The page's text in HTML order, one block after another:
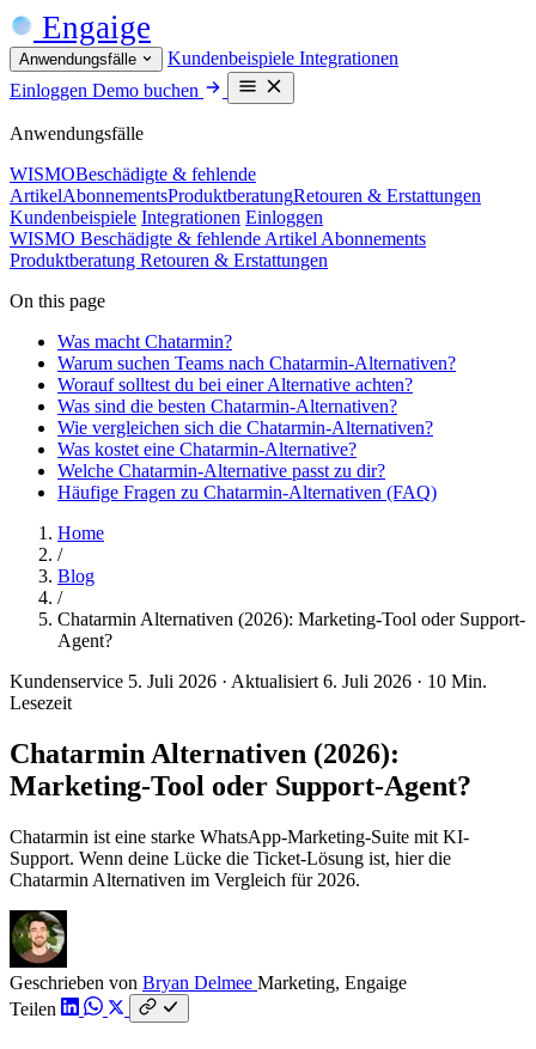
Engaige
Anwendungsfälle Kundenbeispiele Integrationen
Einloggen Demo buchen
Anwendungsfälle
WISMOBeschädigte & fehlende
ArtikelAbonnementsProduktberatungRetouren & Erstattungen
Kundenbeispiele Integrationen Einloggen
WISMO Beschädigte & fehlende Artikel Abonnements
Produktberatung Retouren & Erstattungen
On this page
Was macht Chatarmin?
Warum suchen Teams nach Chatarmin-Alternativen?
Worauf solltest du bei einer Alternative achten?
Was sind die besten Chatarmin-Alternativen?
Wie vergleichen sich die Chatarmin-Alternativen?
Was kostet eine Chatarmin-Alternative?
Welche Chatarmin-Alternative passt zu dir?
Häufige Fragen zu Chatarmin-Alternativen (FAQ)
Home
/
Blog
/
Chatarmin Alternativen (2026): Marketing-Tool oder Support-
Agent?
Kundenservice 5. Juli 2026 · Aktualisiert 6. Juli 2026 · 10 Min.
Lesezeit
Chatarmin Alternativen (2026):
Marketing-Tool oder Support-Agent?
Chatarmin ist eine starke WhatsApp-Marketing-Suite mit KI-
Support. Wenn deine Lücke die Ticket-Lösung ist, hier die
Chatarmin Alternativen im Vergleich für 2026.
Geschrieben von Bryan Delmee Marketing, Engaige
Teilen